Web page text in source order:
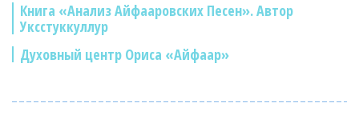
Книга «Анализ Айфааровских Песен». Автор
Уксстуккуллур
Духовный центр Ориса «Айфаар»